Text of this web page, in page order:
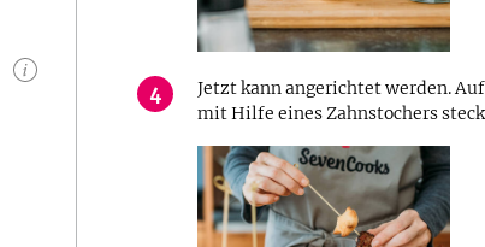
4
Jetzt kann angerichtet werden.
mit Hilfe eines Zahnstochers